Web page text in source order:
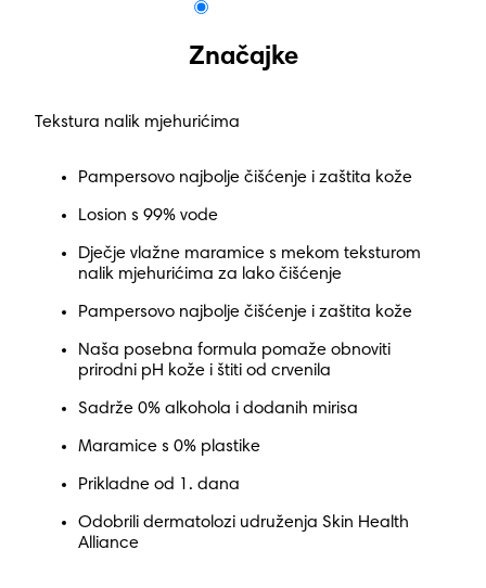
Značajke
Tekstura nalik mjehurićima
Pampersovo najbolje čišćenje i zaštita kože
Losion s 99% vode
Dječje vlažne maramice s mekom teksturom
nalik mjehurićima za lako čišćenje
Pampersovo najbolje čišćenje i zaštita kože
Naša posebna formula pomaže obnoviti
prirodni pH kože i štiti od crvenila
Sadrže 0% alkohola i dodanih mirisa
Maramice s 0% plastike
Prikladne od 1. dana
Odobrili dermatolozi udruženja Skin Health
Alliance